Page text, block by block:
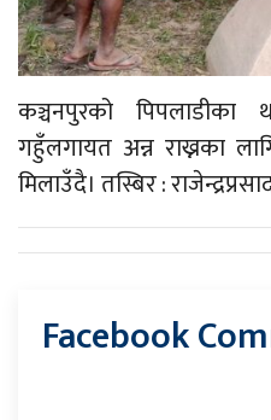
कञ्चनपुरको
गहुँलगायत अन्न राख्नका
मिलाउँदै। तस्बिर :
Facebook